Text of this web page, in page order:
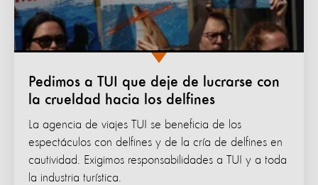
Pedimos a TUI que deje de lucrarse con
la crueldad hacia los delfines
La agencia de viajes TUI se beneficia de los
espectáculos con delfines y de la cría de delfines en
cautividad. Exigimos responsabilidades a TUI y a toda
la industria turística.